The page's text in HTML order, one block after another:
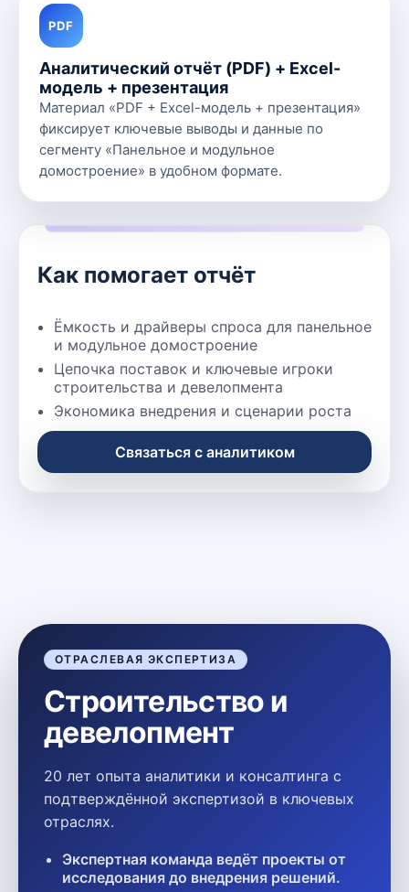
Как помогает отчёт
Ёмкость и драйверы спроса для панельное
и модульное домостроение
Цепочка поставок и ключевые игроки
строительства и девелопмента
Экономика внедрения и сценарии роста
Связаться с аналитиком
PDF
Аналитический отчёт (PDF) + Excel-
модель + презентация
Материал «PDF + Excel-модель + презентация»
фиксирует ключевые выводы и данные по
сегменту «Панельное и модульное
домостроение» в удобном формате.
ОТРАСЛЕВАЯ ЭКСПЕРТИЗА
Строительство и
девелопмент
20 лет опыта аналитики и консалтинга с
подтверждённой экспертизой в ключевых
отраслях.
Экспертная команда ведёт проекты от
исследования до внедрения решений.